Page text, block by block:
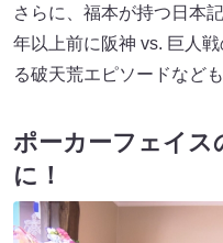
さらに、福本が持つ日本
年以上前に阪神 vs. 巨人
る破天荒エピソードなど
ポーカーフェイス
に！